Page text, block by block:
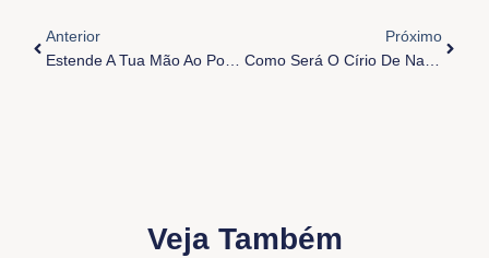
Anterior
Estende A Tua Mão Ao Pobre
Próximo
Como Será O Círio De Nazaré 2020
Veja Também